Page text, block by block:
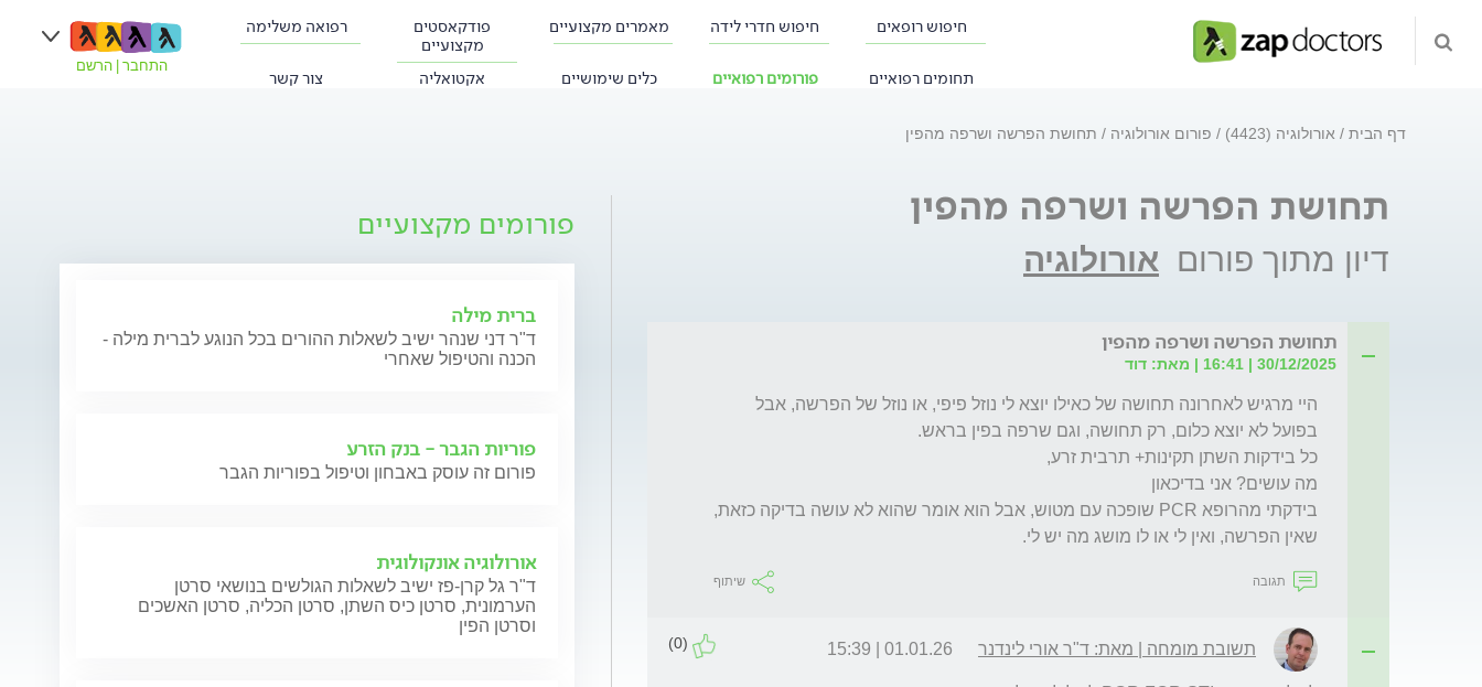
חיפוש רופאים חיפוש חדרי לידה מאמרים מקצועיים
פודקאסטים
מקצועיים
רפואה משלימה
תחומים רפואיים פורומים רפואיים כלים שימושיים אקטואליה צור קשר
התחבר הרשם
דף הבית אורולוגיה (4423) פורום אורולוגיה תחושת הפרשה ושרפה מהפין
תחושת הפרשה ושרפה מהפין
דיון מתוך פורום אורולוגיה
תחושת הפרשה ושרפה מהפין
30/12/2025 | 16:41 | מאת: דוד
שאין הפרשה, ואין לי או לו מושג מה יש לי.
תגובה שיתוף
תשובת מומחה | מאת: ד"ר אורי לינדנר 01.01.26 | 15:39
(0)
פורומים מקצועיים
ברית מילה
ד"ר דני שנהר ישיב לשאלות ההורים בכל הנוגע לברית מילה -
הכנה והטיפול שאחרי
פוריות הגבר - בנק הזרע
פורום זה עוסק באבחון וטיפול בפוריות הגבר
אורולוגיה אונקולוגית
ד"ר גל קרן-פז ישיב לשאלות הגולשים בנושאי סרטן
הערמונית, סרטן כיס השתן, סרטן הכליה, סרטן האשכים
וסרטן הפין